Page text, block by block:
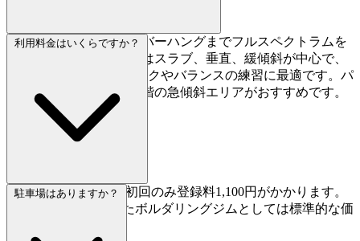
スラブから130度のオーバーハングまでフルスペクトラムを
カバーしています。1階はスラブ、垂直、緩傾斜が中心で、
テクニカルなフットワークやバランスの練習に最適です。パ
ワートレーニングなら2階の急傾斜エリアがおすすめです。
利用料金はいくらですか？
デイパスは2,300円、初回のみ登録料1,100円がかかります。
東京エリアの充実したボルダリングジムとしては標準的な価
駐車場はありますか？